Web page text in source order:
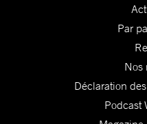
Par
Nos
Déclaration
Podcast